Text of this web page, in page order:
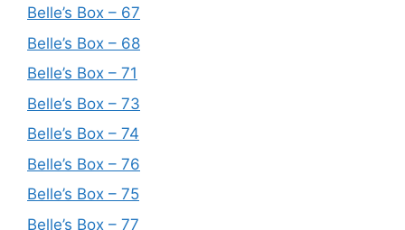
Belle’s Box – 67
Belle’s Box – 68
Belle’s Box – 71
Belle’s Box – 73
Belle’s Box – 74
Belle’s Box – 76
Belle’s Box – 75
Belle’s Box – 77